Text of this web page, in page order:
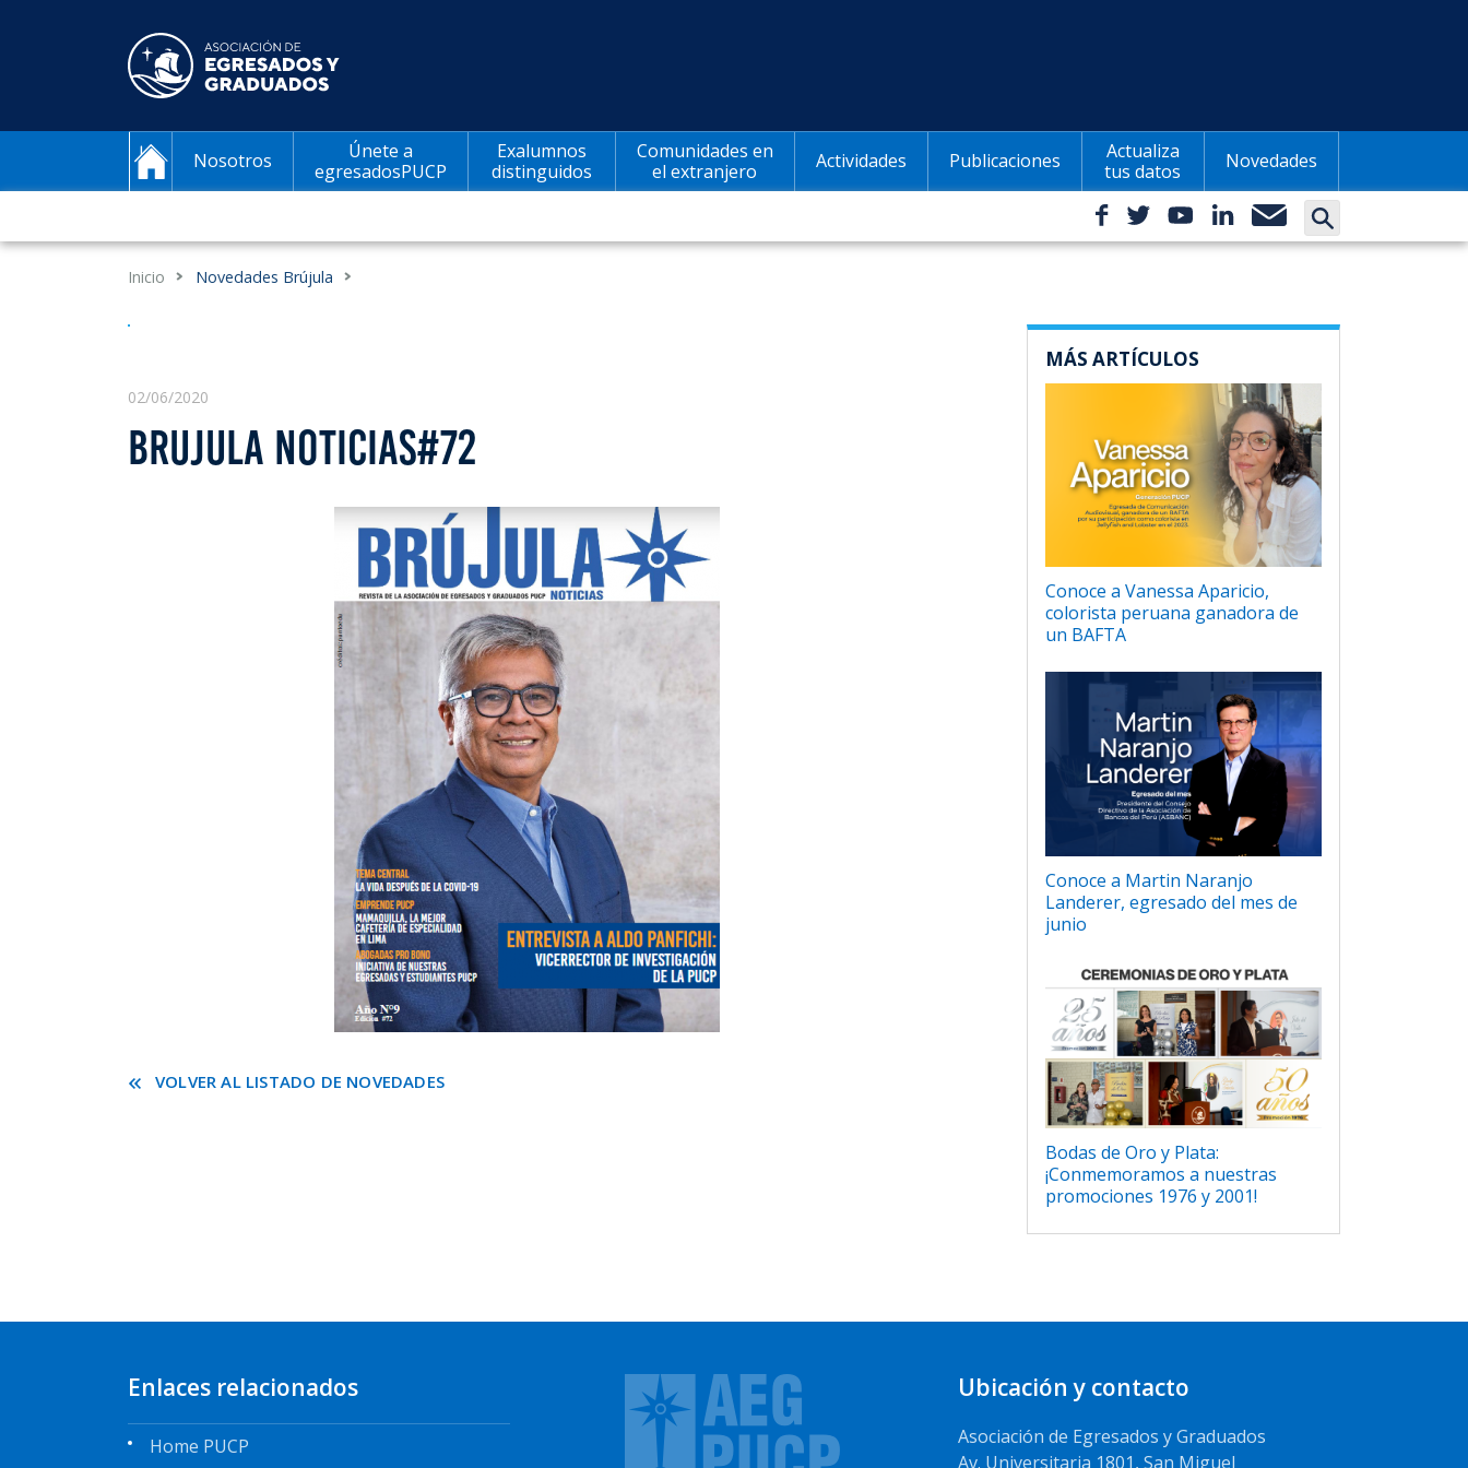
Nosotros
Únete a
egresadosPUCP
Exalumnos
distinguidos
Comunidades en
el extranjero
Actividades Publicaciones
Actualiza
tus datos
Novedades
Inicio Novedades Brújula
02/06/2020
BRUJULA NOTICIAS#72
VOLVER AL LISTADO DE NOVEDADES
MÁS ARTÍCULOS
Conoce a Vanessa Aparicio,
colorista peruana ganadora de
un BAFTA
Conoce a Martin Naranjo
Landerer, egresado del mes de
junio
Bodas de Oro y Plata:
¡Conmemoramos a nuestras
promociones 1976 y 2001!
Enlaces relacionados
Home PUCP
Ubicación y contacto
Asociación de Egresados y Graduados
Av. Universitaria 1801, San Miguel